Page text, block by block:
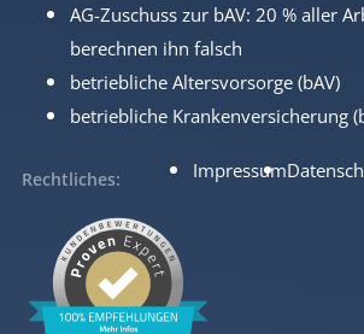
AG-Zuschuss zur bAV: 20 % aller
berechnen ihn falsch
betriebliche Altersvorsorge (bAV)
betriebliche Krankenversicherung
Rechtliches Impressum